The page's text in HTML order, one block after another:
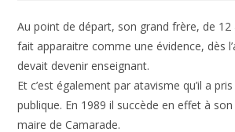
Au point de départ, son grand frère, de 12
fait apparaitre comme une évidence, dès
devait devenir enseignant.
Et c’est également par atavisme qu’il a
publique. En 1989 il succède en effet à
maire de Camarade.